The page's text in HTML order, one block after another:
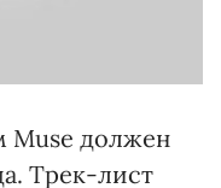
Muse должен
Трек-лист